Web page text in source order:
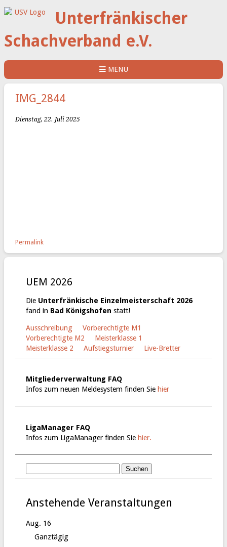
Unterfränkischer
Schachverband e.V.
MENU
IMG_2844
Dienstag, 22. Juli 2025
Permalink
UEM 2026
Die Unterfränkische Einzelmeisterschaft 2026
fand in Bad Königshofen statt!
Ausschreibung
Vorberechtigte M1
Vorberechtigte M2
Meisterklasse 1
Meisterklasse 2
Aufstiegsturnier Live-Bretter
Mitgliederverwaltung FAQ
Infos zum neuen Meldesystem finden Sie hier
LigaManager FAQ
Infos zum LigaManager finden Sie hier.
Anstehende Veranstaltungen
Aug. 16
Ganztägig